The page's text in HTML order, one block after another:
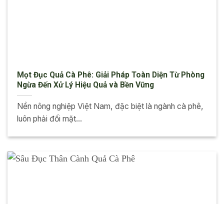
Mọt Đục Quả Cà Phê: Giải Pháp Toàn Diện Từ Phòng
Ngừa Đến Xử Lý Hiệu Quả và Bền Vững
Nền nông nghiệp Việt Nam, đặc biệt là ngành cà phê,
luôn phải đối mặt...